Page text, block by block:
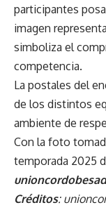
participantes
imagen
simboliza el
competencia.
La postales del
de los distintos
ambiente de
Con la foto
temporada 2025
Créditos: